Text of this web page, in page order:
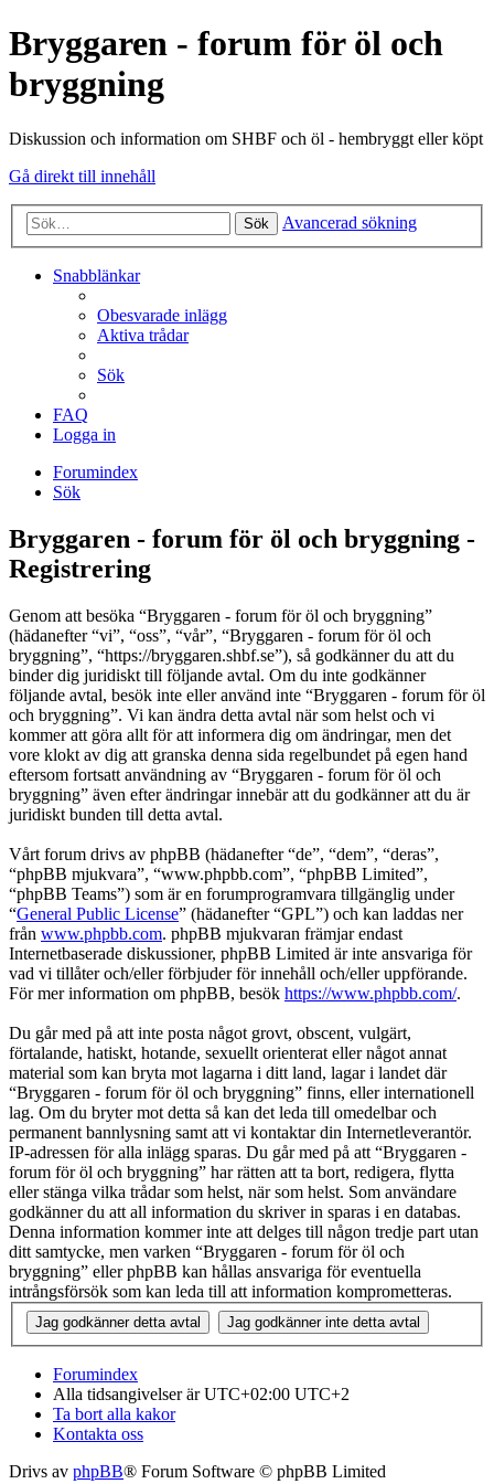
Bryggaren - forum för öl och
bryggning
Diskussion och information om SHBF och öl - hembryggt eller köpt
Gå direkt till innehåll
Sök Avancerad sökning
Snabblänkar
Obesvarade inlägg
Aktiva trådar
Sök
FAQ
Logga in
Forumindex
Sök
Bryggaren - forum för öl och bryggning -
Registrering
Genom att besöka “Bryggaren - forum för öl och bryggning”
(hädanefter “vi”, “oss”, “vår”, “Bryggaren - forum för öl och
bryggning”, “https://bryggaren.shbf.se”), så godkänner du att du
binder dig juridiskt till följande avtal. Om du inte godkänner
följande avtal, besök inte eller använd inte “Bryggaren - forum för öl
och bryggning”. Vi kan ändra detta avtal när som helst och vi
kommer att göra allt för att informera dig om ändringar, men det
vore klokt av dig att granska denna sida regelbundet på egen hand
eftersom fortsatt användning av “Bryggaren - forum för öl och
bryggning” även efter ändringar innebär att du godkänner att du är
juridiskt bunden till detta avtal.
Vårt forum drivs av phpBB (hädanefter “de”, “dem”, “deras”,
“phpBB mjukvara”, “www.phpbb.com”, “phpBB Limited”,
“phpBB Teams”) som är en forumprogramvara tillgänglig under
“General Public License” (hädanefter “GPL”) och kan laddas ner
från www.phpbb.com. phpBB mjukvaran främjar endast
Internetbaserade diskussioner, phpBB Limited är inte ansvariga för
vad vi tillåter och/eller förbjuder för innehåll och/eller uppförande.
För mer information om phpBB, besök https://www.phpbb.com/.
Du går med på att inte posta något grovt, obscent, vulgärt,
förtalande, hatiskt, hotande, sexuellt orienterat eller något annat
material som kan bryta mot lagarna i ditt land, lagar i landet där
“Bryggaren - forum för öl och bryggning” finns, eller internationell
lag. Om du bryter mot detta så kan det leda till omedelbar och
permanent bannlysning samt att vi kontaktar din Internetleverantör.
IP-adressen för alla inlägg sparas. Du går med på att “Bryggaren -
forum för öl och bryggning” har rätten att ta bort, redigera, flytta
eller stänga vilka trådar som helst, när som helst. Som användare
godkänner du att all information du skriver in sparas i en databas.
Denna information kommer inte att delges till någon tredje part utan
ditt samtycke, men varken “Bryggaren - forum för öl och
bryggning” eller phpBB kan hållas ansvariga för eventuella
intrångsförsök som kan leda till att information komprometteras.
Forumindex
Alla tidsangivelser är UTC+02:00 UTC+2
Ta bort alla kakor
Kontakta oss
Drivs av phpBB® Forum Software © phpBB Limited